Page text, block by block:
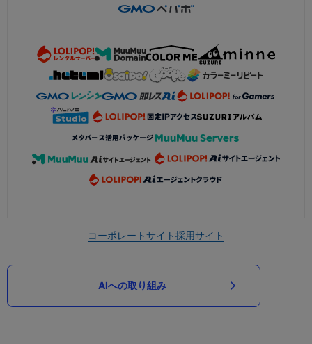
コーポレートサイト採用サイト
AIへの取り組み